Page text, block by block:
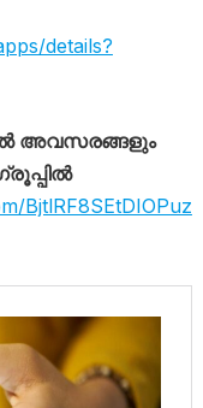
details?
അവസരങ്ങളും
BjtlRF8SEtDIOPuz